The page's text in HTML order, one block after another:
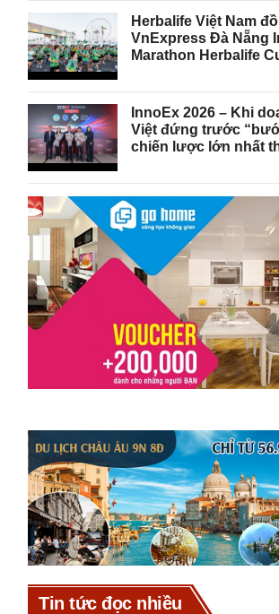
Herbalife Việt Nam
VnExpress Đà Nẵng
Marathon Herbalife
InnoEx 2026 – Khi
Việt đứng trước
chiến lược lớn nhất
Tin tức đọc nhiều